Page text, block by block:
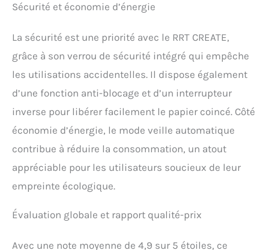
déchiquetage pour éviter
capacité et roulettes
poubelle coulissante de 18
l est conçue pour accueillir
papier, minimisant le
besoin d'élimination
transparente permet aux
utilisateurs de vérifier
sans avoir à l'ouvrir. En
360°, facilitant la mobilité
et permettant un
n'importe quel endroit
Sécurité et économie d’énergie
La sécurité est une priorité avec le RRT CREATE,
grâce à son verrou de sécurité intégré qui empêche
les utilisations accidentelles. Il dispose également
d’une fonction anti-blocage et d’un interrupteur
inverse pour libérer facilement le papier coincé. Côté
économie d’énergie, le mode veille automatique
contribue à réduire la consommation, un atout
appréciable pour les utilisateurs soucieux de leur
empreinte écologique.
Évaluation globale et rapport qualité-prix
Avec une note moyenne de 4,9 sur 5 étoiles, ce